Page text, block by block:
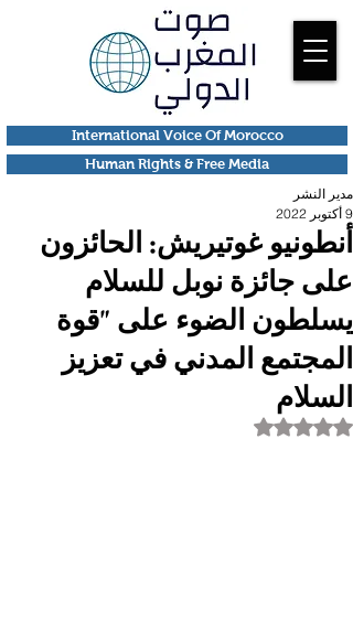
Human Rights & Free Media
International Voice Of Morocco
أنطونيو غوتيريش: الحائزون
على جائزة نوبل للسلام
يسلطون الضوء على "قوة
المجتمع المدني في تعزيز
السلام
مدير النشر
9 أكتوبر 2022
تم التقييم بـ ليس رقمًا من أصل 5 نجوم.